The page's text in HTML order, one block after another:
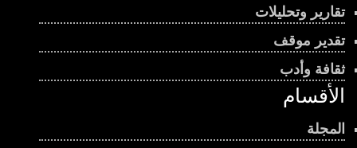
تقارير وتحليلات
تقدير موقف
ثقافة وأدب
الأقسام
المجلة